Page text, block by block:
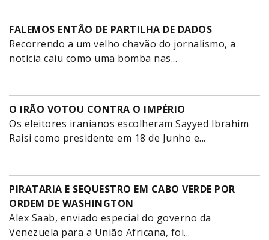
FALEMOS ENTÃO DE PARTILHA DE DADOS
Recorrendo a um velho chavão do jornalismo, a
notícia caiu como uma bomba nas...
O IRÃO VOTOU CONTRA O IMPÉRIO
Os eleitores iranianos escolheram Sayyed Ibrahim
Raisi como presidente em 18 de Junho e...
PIRATARIA E SEQUESTRO EM CABO VERDE POR
ORDEM DE WASHINGTON
Alex Saab, enviado especial do governo da
Venezuela para a União Africana, foi...